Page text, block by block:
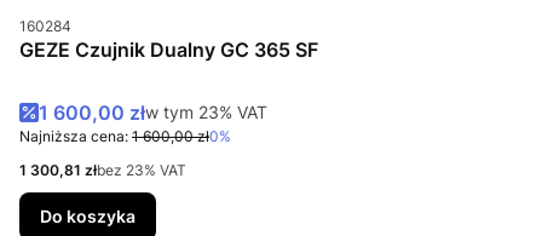
Kod produktu
160284
GEZE Czujnik Dualny GC 365 SF
Cena promocyjna brutto
1 600,00 złw tym %s VAT
w tym 23% VAT
Najniższa cena: 1 600,00 zł0%
Cena netto
1 300,81 złbez 23% VAT
Do koszyka